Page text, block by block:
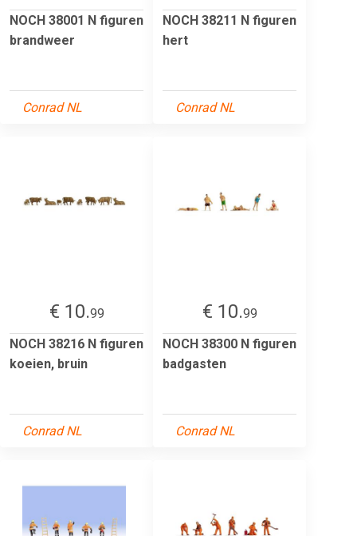
NOCH 38001 N figuren
brandweer
Conrad NL
NOCH 38211 N figuren
hert
Conrad NL
€ 10.99
NOCH 38216 N figuren
koeien, bruin
Conrad NL
€ 10.99
NOCH 38300 N figuren
badgasten
Conrad NL